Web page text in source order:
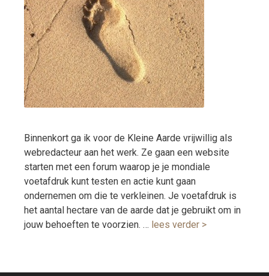
Binnenkort ga ik voor de Kleine Aarde vrijwillig als
webredacteur aan het werk. Ze gaan een website
starten met een forum waarop je je mondiale
voetafdruk kunt testen en actie kunt gaan
ondernemen om die te verkleinen. Je voetafdruk is
het aantal hectare van de aarde dat je gebruikt om in
jouw behoeften te voorzien. … lees verder >